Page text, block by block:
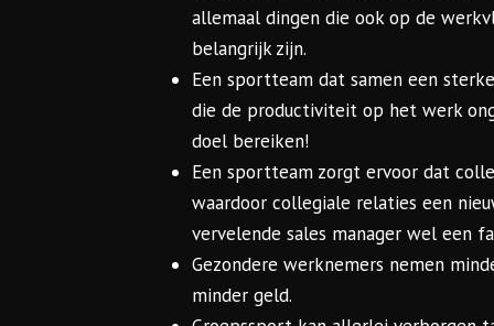
allemaal dingen die ook op de
belangrijk zijn.
Een sportteam dat samen een
die de productiviteit op het werk
doel bereiken!
Een sportteam zorgt ervoor dat
waardoor collegiale relaties een
vervelende sales manager wel een
Gezondere werknemers nemen
minder geld.